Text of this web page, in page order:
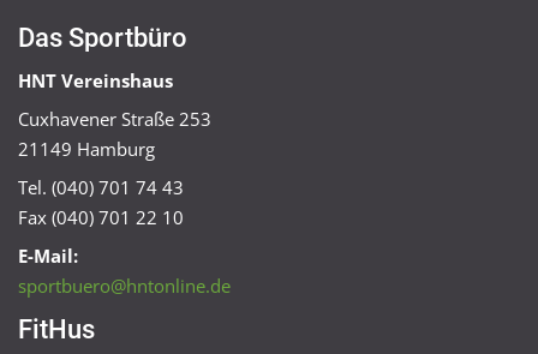
Das Sportbüro
HNT Vereinshaus
Cuxhavener Straße 253
21149 Hamburg
Tel. (040) 701 74 43
Fax (040) 701 22 10
E-Mail:
sportbuero@hntonline.de
FitHus